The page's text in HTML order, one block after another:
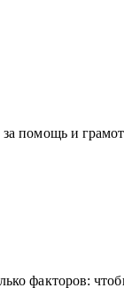
помощь и
факторов: